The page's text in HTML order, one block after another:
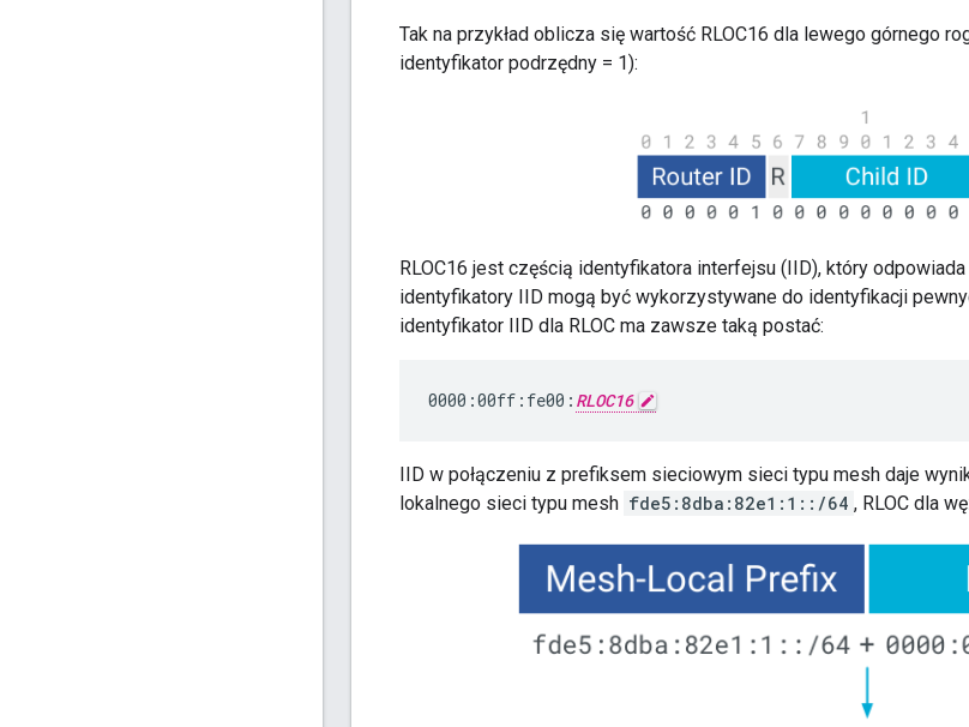
Tak na przykład oblicza się wartość RLOC16 dla lewego górnego
identyfikator podrzędny = 1):
RLOC16 jest częścią identyfikatora interfejsu (IID), który
identyfikatory IID mogą być wykorzystywane do identyfikacji
identyfikator IID dla RLOC ma zawsze taką postać:
0000:00ff:fe00: RLOC16
IID w połączeniu z prefiksem sieciowym sieci typu mesh daje
lokalnego sieci typu mesh fde5:8dba:82e1:1::/64 , RLOC dla